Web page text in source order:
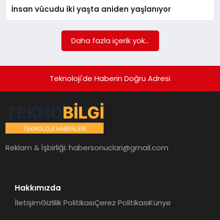
SIYASET
İnsan vücudu iki yaşta aniden yaşlanıyor
Daha fazla içerik yok...
Teknoloji'de Haberin Doğru Adresi
Reklam & İşbirliği:habersonuclari@gmail.com
Hakkımızda
İletişimGizlilik PolitikasıÇerez PolitikasıKünye